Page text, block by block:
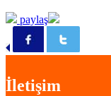
paylaş
İletişim